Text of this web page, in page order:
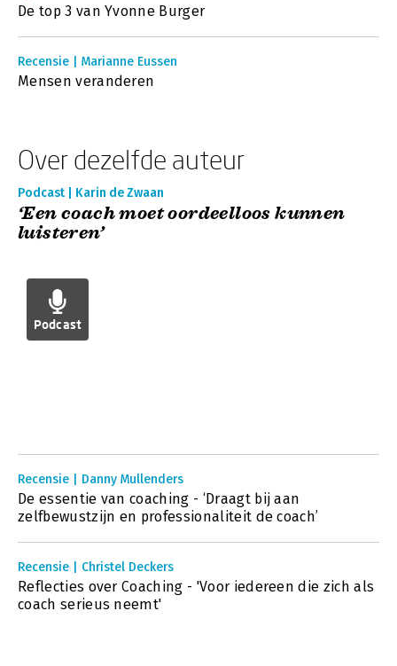
De top 3 van Yvonne Burger
Recensie | Marianne Eussen
Mensen veranderen
Over dezelfde auteur
Podcast | Karin de Zwaan
‘Een coach moet oordeelloos kunnen
luisteren’
Podcast
Recensie | Danny Mullenders
De essentie van coaching - ‘Draagt bij aan
zelfbewustzijn en professionaliteit de coach’
Recensie | Christel Deckers
Reflecties over Coaching - 'Voor iedereen die zich als
coach serieus neemt'